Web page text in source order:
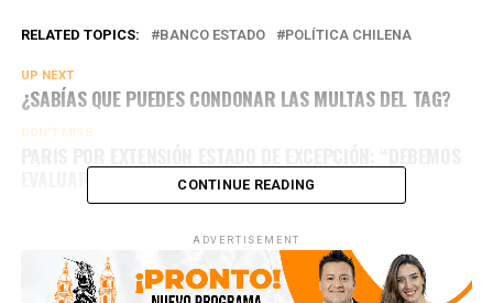
RELATED TOPICS: BANCO ESTADO POLÍTICA CHILENA
UP NEXT
¿SABÍAS QUE PUEDES CONDONAR LAS MULTAS DEL TAG?
DON'T MISS
EVALUARLO Y DISCUTIRLO”CONTINUE READING
ADVERTISEMENT